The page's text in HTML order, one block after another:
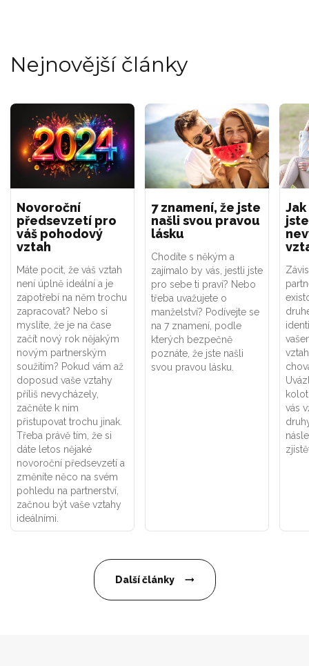
Nejnovější články
Novoroční
předsevzetí pro
váš pohodový
vztah
Máte pocit, že váš vztah
není úplně ideální a je
zapotřebí na něm trochu
zapracovat? Nebo si
myslíte, že je na čase
začít nový rok nějakým
novým partnerským
soužitím? Pokud vám až
doposud vaše vztahy
příliš nevycházely,
začněte k nim
přistupovat trochu jinak.
Třeba právě tím, že si
dáte letos nějaké
novoroční předsevzetí a
změníte něco na svém
pohledu na partnerství,
začnou být vaše vztahy
ideálními.
7 znamení, že jste
našli svou pravou
lásku
Chodíte s někým a
zajímalo by vás, jestli jste
pro sebe ti praví? Nebo
třeba uvažujete o
manželství? Podívejte se
na 7 znamení, podle
kterých bezpečně
poznáte, že jste našli
svou pravou lásku.
vás
Další články